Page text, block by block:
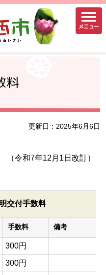
メニュー
料
更新日：2025年6月6日
（令和7年12月1日改訂）
交付手数料
手数料 備考
300円
300円